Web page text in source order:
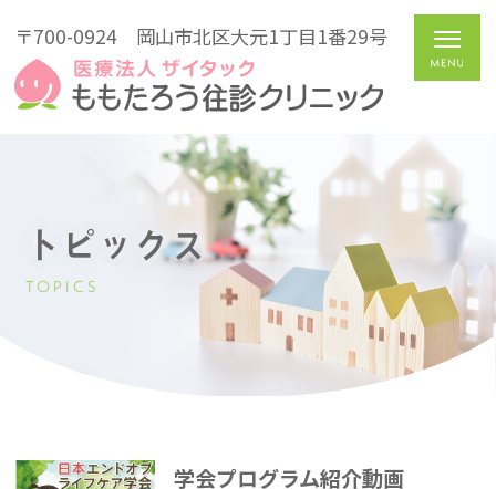
〒700-0924 岡山市北区大元1丁目1番29号
トピックス
TOPICS
学会プログラム紹介動画